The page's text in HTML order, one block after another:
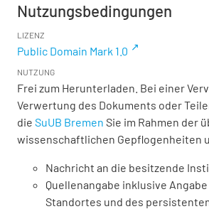
Nutzungsbedingungen
LIZENZ
Public Domain Mark 1.0
NUTZUNG
Frei zum Herunterladen. Bei einer
Verwertung des Dokuments oder
die SuUB Bremen Sie im Rahmen der
wissenschaftlichen Gepflogenheiten
Nachricht an die besitzende
Quellenangabe inklusive
Standortes und des